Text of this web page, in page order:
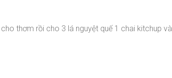
thơm rồi cho 3 lá nguyệt quế 1 chai kitchup